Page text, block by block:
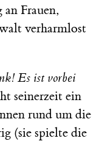
an Frauen,
verharmlost
Es ist vorbei
seinerzeit ein
rund um die
(sie spielte die